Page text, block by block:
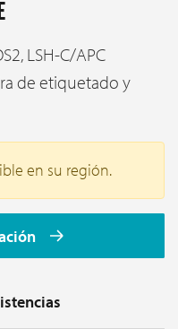
LSH-C/APC
de etiquetado y
en su región.